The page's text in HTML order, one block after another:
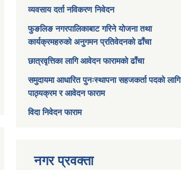
व्यवसाय दर्ता नविकरण निवेदन
फुङलिङ नगरपालिकाबाट गरिने योजना तथा
कार्यक्रमहरुको अनुगमन प्रतिवेदनको ढाँचा
छात्रवृत्तिका लागि आवेदन फारामको ढाँचा
समुदायमा आधारित पुनःस्थापना सहजकर्ता पदको लागि
पाठ्यक्रम र आवेदन फाराम
विदा निवेदन फाराम
नगर प्रवक्ता